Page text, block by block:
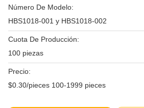
Número De Modelo:
HBS1018-001 y HBS1018-002
Cuota De Producción:
100 piezas
Precio:
$0.30/pieces 100-1999 pieces